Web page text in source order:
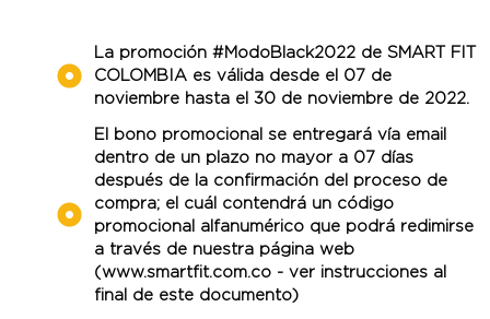
La promoción #ModoBlack2022 de SMART FIT
COLOMBIA es válida desde el 07 de
noviembre hasta el 30 de noviembre de 2022.
El bono promocional se entregará vía email
dentro de un plazo no mayor a 07 días
después de la confirmación del proceso de
compra; el cuál contendrá un código
promocional alfanumérico que podrá redimirse
a través de nuestra página web
(www.smartfit.com.co - ver instrucciones al
final de este documento)